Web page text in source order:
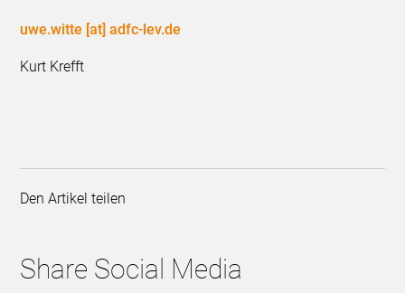
uwe.witte [at] adfc-lev.de
Kurt Krefft
Den Artikel teilen
Share Social Media